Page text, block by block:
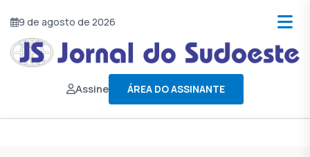
9 de agosto de 2026
Assine ÁREA DO ASSINANTE